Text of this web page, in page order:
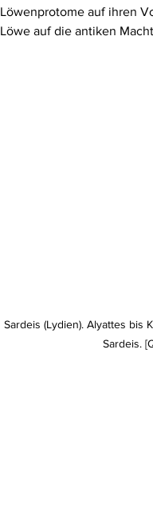
Löwenprotome auf ihren
Löwe auf die antiken
Sardeis (Lydien). Alyattes bis
Sardeis.